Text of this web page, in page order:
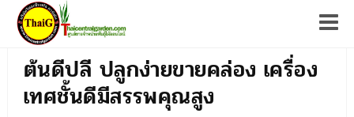
ต้นดีปลี ปลูกง่ายขายคล่อง เครื่อง
เทศชั้นดีมีสรรพคุณสูง